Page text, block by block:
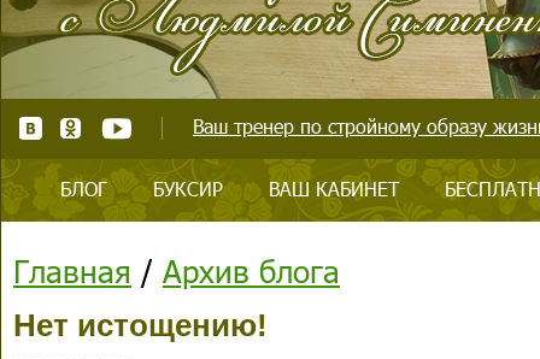
Ваш тренер по стройному образу
БЛОГ БУКСИР ВАШ КАБИНЕТ
Главная / Архив блога
Нет истощению!